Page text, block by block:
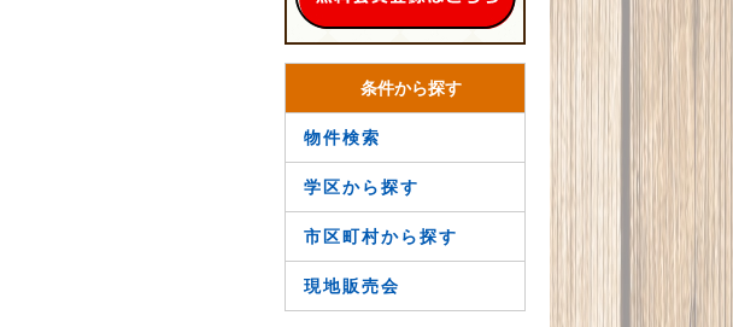
条件から探す
物件検索
学区から探す
市区町村から探す
現地販売会